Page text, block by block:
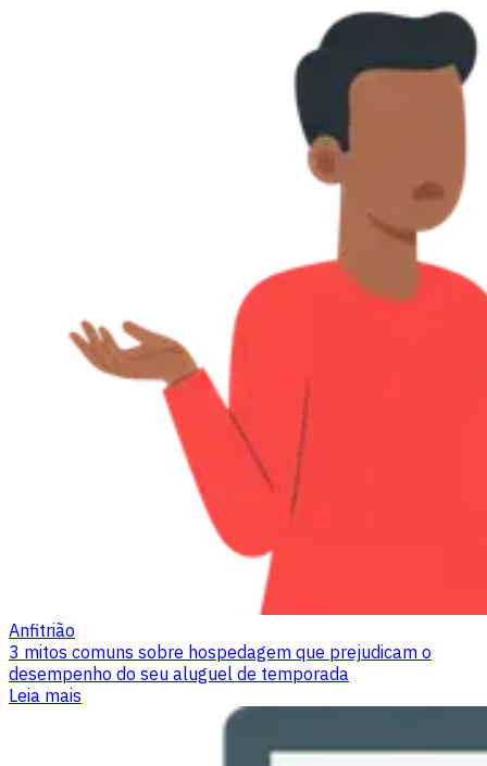
Anfitrião
3 mitos comuns sobre hospedagem que prejudicam o
desempenho do seu aluguel de temporada
Leia mais